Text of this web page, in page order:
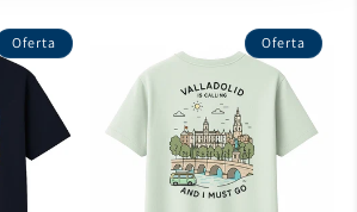
Oferta Oferta